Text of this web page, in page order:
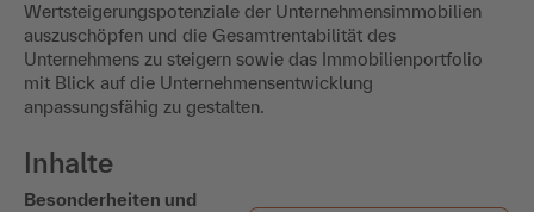
Wertsteigerungspotenziale der Unternehmensimmobilien
auszuschöpfen und die Gesamtrentabilität des
Unternehmens zu steigern sowie das Immobilienportfolio
mit Blick auf die Unternehmensentwicklung
anpassungsfähig zu gestalten.
Inhalte
Besonderheiten und